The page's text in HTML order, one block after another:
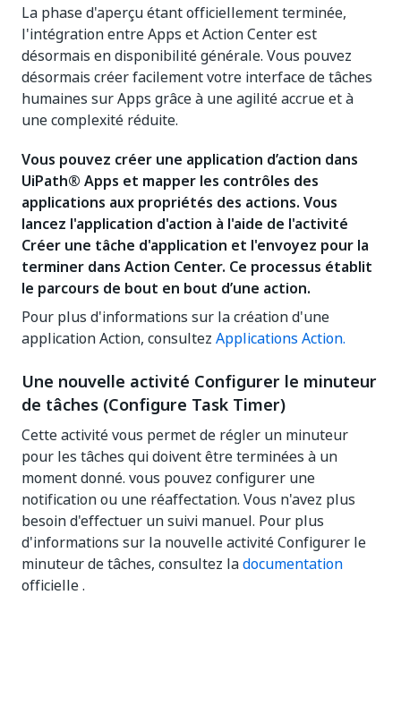
La phase d'aperçu étant officiellement terminée,
l'intégration entre Apps et Action Center est
désormais en disponibilité générale. Vous pouvez
désormais créer facilement votre interface de tâches
humaines sur Apps grâce à une agilité accrue et à
une complexité réduite.
Vous pouvez créer une application d’action dans
UiPath® Apps et mapper les contrôles des
applications aux propriétés des actions. Vous
lancez l'application d'action à l'aide de l'activité
Créer une tâche d'application et l'envoyez pour la
terminer dans Action Center. Ce processus établit
le parcours de bout en bout d’une action.
Pour plus d'informations sur la création d'une
application Action, consultez Applications Action.
Une nouvelle activité Configurer le minuteur
de tâches (Configure Task Timer)
Cette activité vous permet de régler un minuteur
pour les tâches qui doivent être terminées à un
moment donné. vous pouvez configurer une
notification ou une réaffectation. Vous n'avez plus
besoin d'effectuer un suivi manuel. Pour plus
d'informations sur la nouvelle activité Configurer le
minuteur de tâches, consultez ladocumentation
officielle .